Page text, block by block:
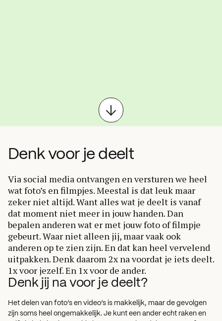
Denk voor je deelt
Via social media ontvangen en versturen we heel
wat foto’s en filmpjes. Meestal is dat leuk maar
zeker niet altijd. Want alles wat je deelt is vanaf
dat moment niet meer in jouw handen. Dan
bepalen anderen wat er met jouw foto of filmpje
gebeurt. Waar niet alleen jij, maar vaak ook
anderen op te zien zijn. En dat kan heel vervelend
uitpakken. Denk daarom 2x na voordat je iets deelt.
1x voor jezelf. En 1x voor de ander.
Denk jij na voor je deelt?
Het delen van foto’s en video’s is makkelijk, maar de gevolgen
zijn soms heel ongemakkelijk. Je kunt een ander echt raken en